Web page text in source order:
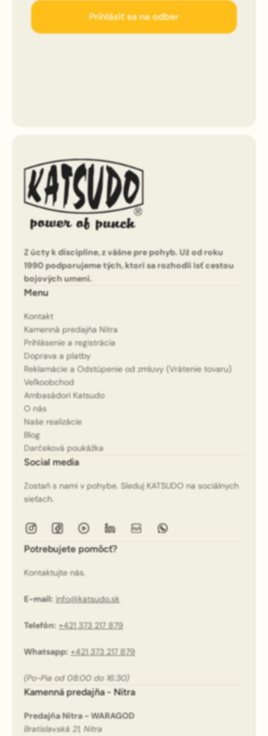
Prihlásiť sa na odber
Z úcty k disciplíne, z vášne pre pohyb. Už od roku
1990 podporujeme tých, ktorí sa rozhodli ísť cestou
bojových umení.
Menu
Kontakt
Kamenná predajňa Nitra
Prihlásenie a registrácia
Doprava a platby
Reklamácie a Odstúpenie od zmluvy (Vrátenie tovaru)
Veľkoobchod
Ambasádori Katsudo
O nás
Naše realizácie
Blog
Darčeková poukážka
Social media
Zostaň s nami v pohybe. Sleduj KATSUDO na sociálnych
sieťach.
Potrebujete pomôcť?
Kontaktujte nás.
E-mail: info@katsudo.sk
Telefón: +421 373 217 879
Whatsapp: +421 373 217 879
(Po-Pia od 08:00 do 16:30)
Kamenná predajňa - Nitra
Predajňa Nitra - WARAGOD
Bratislavská 21, Nitra